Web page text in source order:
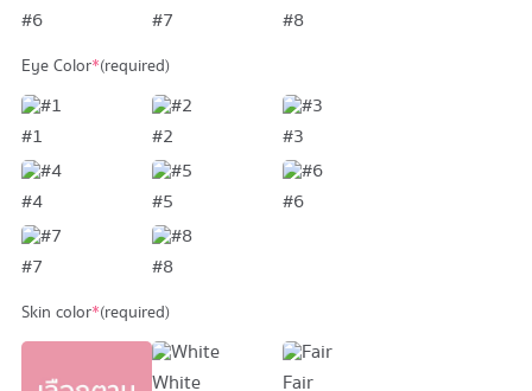
#6 #7 #8
Eye Color*(required)
#1 #2 #3
#4 #5 #6
#7 #8
Skin color*(required)
White Fair